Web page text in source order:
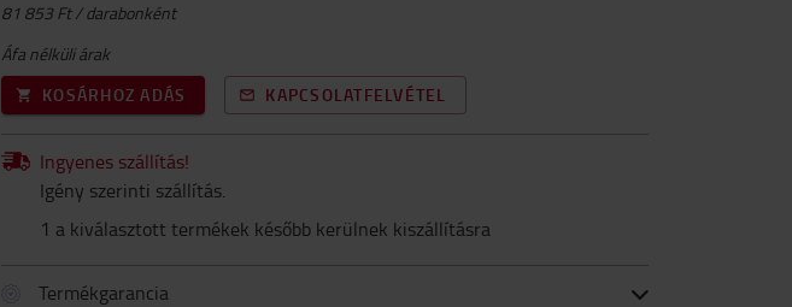
81 853 Ft / darabonként
Áfa nélküli árak
KOSÁRHOZ ADÁS
KAPCSOLATFELVÉTEL
Ingyenes szállítás!
Igény szerinti szállítás.
1 a kiválasztott termékek később kerülnek kiszállításra
Termékgarancia